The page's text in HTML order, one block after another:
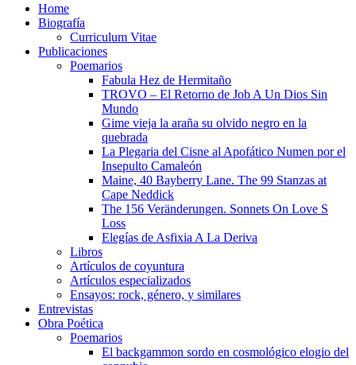
Home
Biografía
Curriculum Vitae​
Publicaciones
Poemarios
Fabula Hez de Hermitaño
TROVO – El Retorno de Job A Un Dios Sin
Mundo
Gime vieja la araña su olvido negro en la
quebrada
La Plegaria del Cisne al Apofático Numen por el
Insepulto Camaleón
Maine, 40 Bayberry Lane. The 99 Stanzas at
Cape Neddick
The 156 Veränderungen. Sonnets On Love S
Loss
Elegías de Asfixia A La Deriva
Libros
Artículos de coyuntura
Artículos especializados
Ensayos: rock, género, y similares
Entrevistas
Obra Poética
Poemarios
El backgammon sordo en cosmológico elogio del